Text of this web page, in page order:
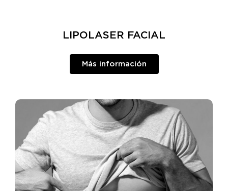
LIPOLASER FACIAL
Más información